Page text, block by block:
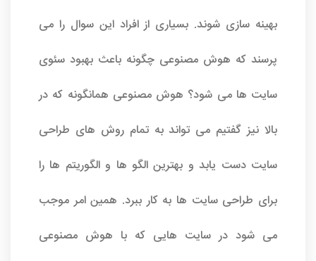
بهینه سازی شوند. بسیاری از افراد این سوال را می
پرسند که هوش مصنوعی چگونه باعث بهبود سئوی
سایت ها می شود؟ هوش مصنوعی همانگونه که در
بالا نیز گفتیم می تواند به تمام روش های طراحی
سایت دست یابد و بهترین الگو ها و الگوریتم ها را
برای طراحی سایت ها به کار ببرد. همین امر موجب
می شود در سایت هایی که با هوش مصنوعی